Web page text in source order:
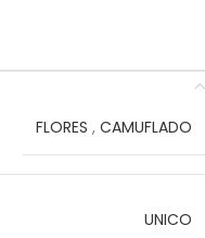
FLORES , CAMUFLADO
UNICO